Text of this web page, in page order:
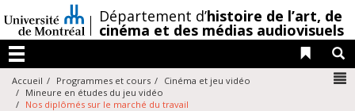
au
contenu
/Département d’histoire de l’art, de
cinéma et des médias audiovisuels
Menu
Liens
Accueil Programmes et cours
Cinéma et jeu vidéo
Mineure en études du jeu vidéo
Nos diplômés sur le marché du travail